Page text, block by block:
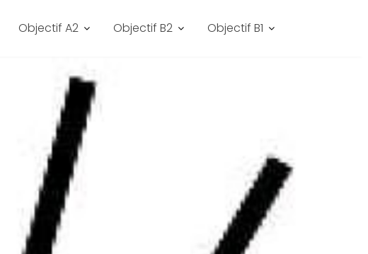
Objectif A2 Objectif B2 Objectif B1